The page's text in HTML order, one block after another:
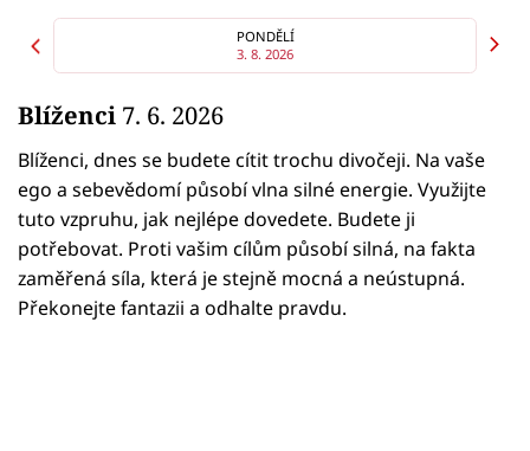
Seriály
Horoskopy
Sledujte prima+
Filmový festival Karlovy Vary
Pořady
PONDĚLÍ
3. 8. 2026
Blíženci 7. 6. 2026
Blíženci, dnes se budete cítit trochu divočeji. Na vaše
ego a sebevědomí působí vlna silné energie. Využijte
tuto vzpruhu, jak nejlépe dovedete. Budete ji
potřebovat. Proti vašim cílům působí silná, na fakta
zaměřená síla, která je stejně mocná a neústupná.
Překonejte fantazii a odhalte pravdu.